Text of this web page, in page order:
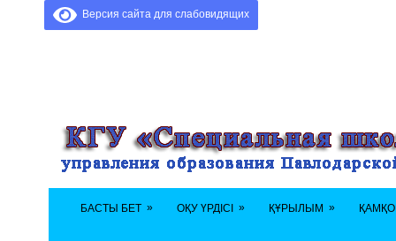
Версия сайта для слабовидящих
БАСТЫ БЕТ » ОҚУ ҮРДІСІ » ҚҰРЫЛЫМ »